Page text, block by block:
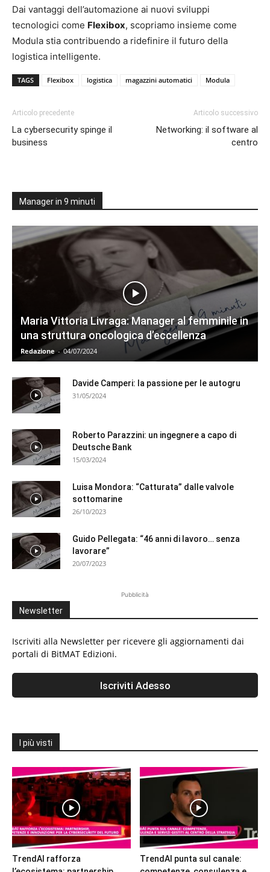
Dai vantaggi dell’automazione ai nuovi sviluppi
tecnologici come Flexibox, scopriamo insieme come
Modula stia contribuendo a ridefinire il futuro della
logistica intelligente.
TAGS Flexibox logistica magazzini automatici Modula
Articolo precedente
La cybersecurity spinge il
business
Articolo successivo
Networking: il software al
centro
Manager in 9 minuti
Maria Vittoria Livraga: Manager al femminile in
una struttura oncologica d’eccellenza
Redazione - 04/07/2024
Davide Camperi: la passione per le autogru
31/05/2024
Roberto Parazzini: un ingegnere a capo di
Deutsche Bank
15/03/2024
Luisa Mondora: “Catturata” dalle valvole
sottomarine
26/10/2023
Guido Pellegata: “46 anni di lavoro… senza
lavorare”
20/07/2023
Pubblicità
Newsletter
Iscriviti alla Newsletter per ricevere gli aggiornamenti dai
portali di BitMAT Edizioni.
I più visti
TrendAI rafforza
TrendAI punta sul canale: